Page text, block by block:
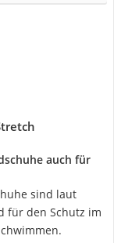
auch für
sind laut
für den Schutz im